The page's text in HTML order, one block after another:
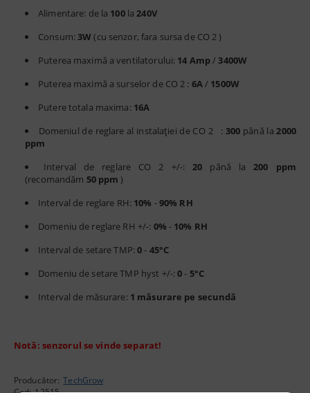
Alimentare: de la 100la240V
Consum:3W(cu senzor, fara sursa de CO 2 )
Puterea maximă a ventilatorului: 14 Amp/3400W
Puterea maximă a surselor de CO 2 : 6A/ 1500W
Putere totala maxima: 16A
Domeniul de reglare al instalației de CO 2 : 300 până la2000
ppm
Interval de reglare CO 2 +/-:20 până la200 ppm
(recomandăm 50 ppm )
Interval de reglare RH: 10% -90% RH
Domeniu de reglare RH +/-: 0% - 10% RH
Interval de setare TMP:0- 45°C
Domeniu de setare TMP hyst +/-:0- 5°C
Interval de măsurare: 1 măsurare pe secundă
Notă: senzorul se vinde separat!
Producător: TechGrow